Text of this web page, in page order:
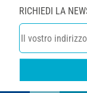
RICHIEDI LA